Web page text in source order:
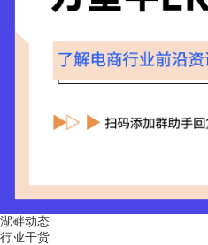
湖畔动态
行业干货